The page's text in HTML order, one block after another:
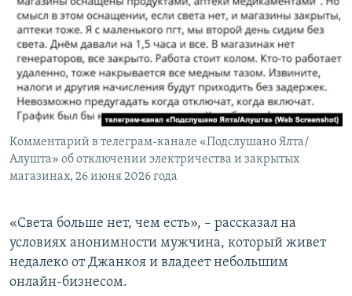
Комментарий в телеграм-канале «Подслушано Ялта/
Алушта» об отключении электричества и закрытых
магазинах, 26 июня 2026 года
«Света больше нет, чем есть», – рассказал на
условиях анонимности мужчина, который живет
недалеко от Джанкоя и владеет небольшим
онлайн-бизнесом.